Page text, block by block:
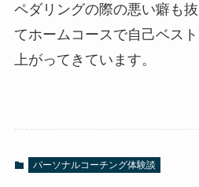
ペダリングの際の悪い癖も
てホームコースで自己ベス
上がってきています。
パーソナルコーチング体験談